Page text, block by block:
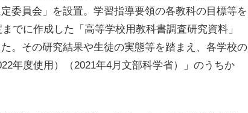
委員会」を設置。学習指導要領の各教科の目標等を
でに作成した「高等学校用教科書調査研究資料」
。その研究結果や生徒の実態等を踏まえ、各学校の
年度使用）（2021年4月文部科学省）」のうちか